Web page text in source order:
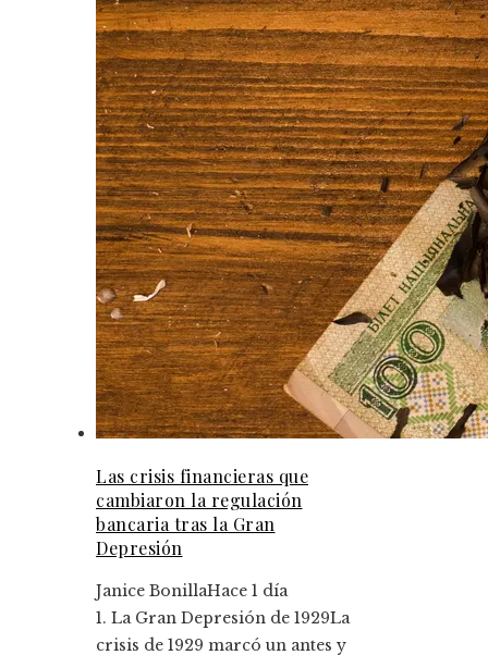
Las crisis financieras que
cambiaron la regulación
bancaria tras la Gran
Depresión
Janice BonillaHace 1 día
1. La Gran Depresión de 1929La
crisis de 1929 marcó un antes y